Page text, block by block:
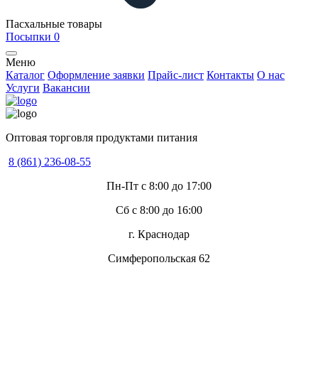
Пасхальные товары
Посыпки 0
Меню
Каталог Оформление заявки Прайс-лист Контакты О нас
Услуги Вакансии
Оптовая торговля продуктами питания
8 (861) 236-08-55
Пн-Пт с 8:00 до 17:00
Сб с 8:00 до 16:00
г. Краснодар
Симферопольская 62